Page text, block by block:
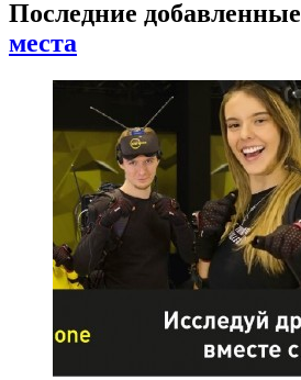
Последние добавленные
места